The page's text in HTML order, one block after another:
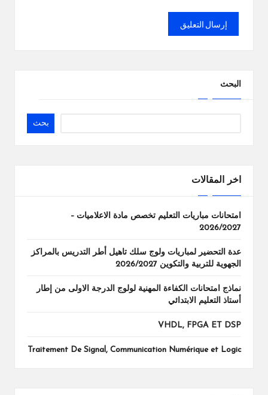
البحث
بحث
اخر المقالات
امتحانات مباريات التعليم تخصص مادة الاعلاميات –
2026/2027
عدة التحضير لمباريات ولوج سلك تاهيل أطر التدريس بالمراكز
الجهوية للتربية والتكوين 2026/2027
نماذج امتحانات الكفاءة المهنية لولوج الدرجة الاولى من إطار
أستاذ التعليم الابتدائي
VHDL, FPGA ET DSP
Traitement De Signal, Communication Numérique et Logic